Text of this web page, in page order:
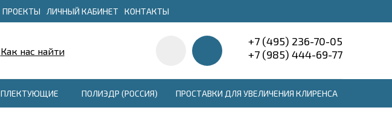
ПРОЕКТЫ ЛИЧНЫЙ КАБИНЕТ КОНТАКТЫ
Как нас найти
+7 (495) 236-70-05
+7 (985) 444-69-77
ПОЛИЭДР (РОССИЯ) ПРОСТАВКИ ДЛЯ УВЕЛИЧЕНИЯ КЛИРЕНСА